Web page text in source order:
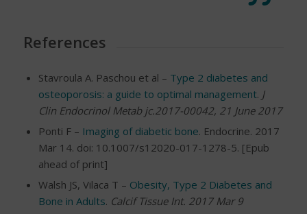
References
Stavroula Α. Paschou et al – Type 2 diabetes and
osteoporosis: a guide to optimal management. J
Clin Endocrinol Metab jc.2017-00042, 21 June 2017
Ponti F – Imaging of diabetic bone. Endocrine. 2017
Mar 14. doi: 10.1007/s12020-017-1278-5. [Epub
ahead of print]
Walsh JS, Vilaca T – Obesity, Type 2 Diabetes and
Bone in Adults. Calcif Tissue Int. 2017 Mar 9